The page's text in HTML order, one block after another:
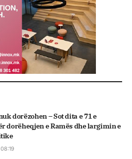
dorëzohen – Sot dita e 71 e
dorëheqjen e Ramës dhe largimin e